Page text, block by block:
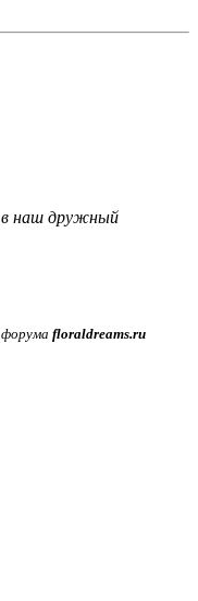
в наш дружный
floraldreams.ru